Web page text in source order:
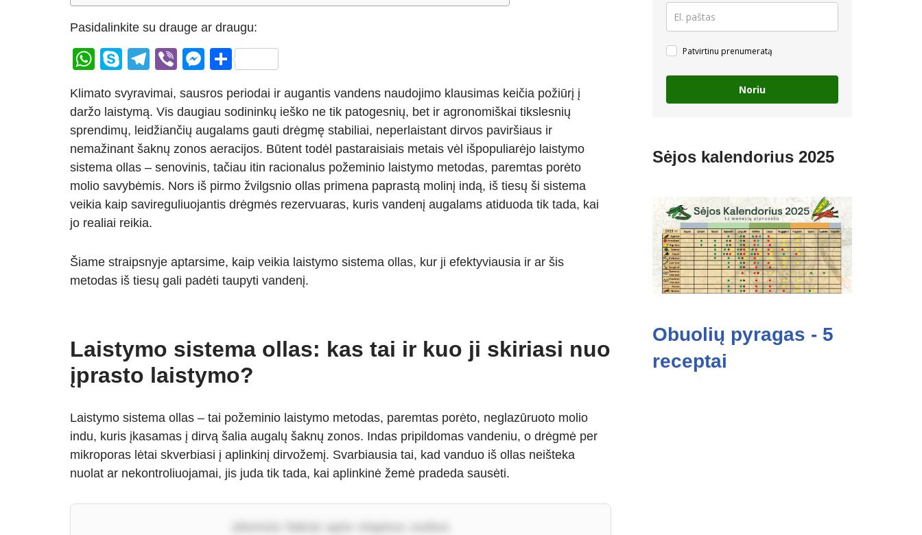
Pasidalinkite su drauge ar draugu:
W
at
s
A
p
p
S
p
e
T
e
gr
a
m
Vi
er
M
ss
e
n
g
er
S
ar
e
Klimato svyravimai, sausros periodai ir augantis vandens naudojimo klausimas keičia požiūrį į
daržo laistymą. Vis daugiau sodininkų ieško ne tik patogesnių, bet ir agronomiškai tikslesnių
sprendimų, leidžiančių augalams gauti drėgmę stabiliai, neperlaistant dirvos paviršiaus ir
nemažinant šaknų zonos aeracijos. Būtent todėl pastaraisiais metais vėl išpopuliarėjo laistymo
sistema ollas – senovinis, tačiau itin racionalus požeminio laistymo metodas, paremtas porėto
molio savybėmis. Nors iš pirmo žvilgsnio ollas primena paprastą molinį indą, iš tiesų ši sistema
veikia kaip savireguliuojantis drėgmės rezervuaras, kuris vandenį augalams atiduoda tik tada, kai
jo realiai reikia.
Šiame straipsnyje aptarsime, kaip veikia laistymo sistema ollas, kur ji efektyviausia ir ar šis
metodas iš tiesų gali padėti taupyti vandenį.
Laistymo sistema ollas: kas tai ir kuo ji skiriasi nuo
įprasto laistymo?
Laistymo sistema ollas – tai požeminio laistymo metodas, paremtas porėto, neglazūruoto molio
indu, kuris įkasamas į dirvą šalia augalų šaknų zonos. Indas pripildomas vandeniu, o drėgmė per
mikroporas lėtai skverbiasi į aplinkinį dirvožemį. Svarbiausia tai, kad vanduo iš ollas neišteka
nuolat ar nekontroliuojamai, jis juda tik tada, kai aplinkinė žemė pradeda sausėti.
Įdomūs faktai apie slaptus sodus
Patvirtinu prenumeratą
Noriu
Sėjos kalendorius 2025
Obuolių pyragas - 5
receptai